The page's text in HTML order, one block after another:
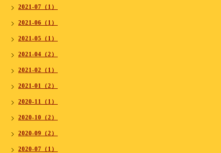
2021-07（1）
2021-06（1）
2021-05（1）
2021-04（2）
2021-02（1）
2021-01（2）
2020-11（1）
2020-10（2）
2020-09（2）
2020-07（1）